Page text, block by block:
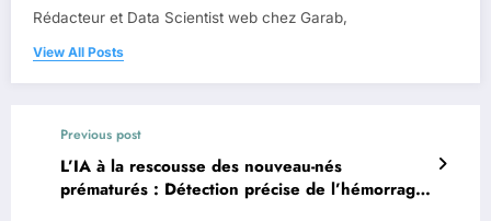
Rédacteur et Data Scientist web chez Garab,
View All Posts
Previous post
L’IA à la rescousse des nouveau-nés
prématurés : Détection précise de l’hémorragie